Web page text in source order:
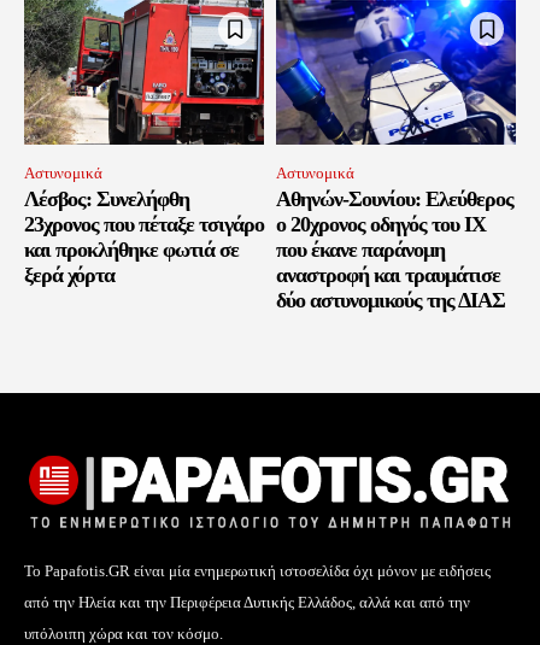
Αστυνομικά
Λέσβος: Συνελήφθη
23χρονος που πέταξε τσιγάρο
και προκλήθηκε φωτιά σε
ξερά χόρτα
Αστυνομικά
Αθηνών-Σουνίου: Ελεύθερος
ο 20χρονος οδηγός του ΙΧ
που έκανε παράνομη
αναστροφή και τραυμάτισε
δύο αστυνομικούς της ΔΙΑΣ
Το Papafotis.GR είναι μία ενημερωτική ιστοσελίδα όχι μόνον με ειδήσεις
από την Ηλεία και την Περιφέρεια Δυτικής Ελλάδος, αλλά και από την
υπόλοιπη χώρα και τον κόσμο.